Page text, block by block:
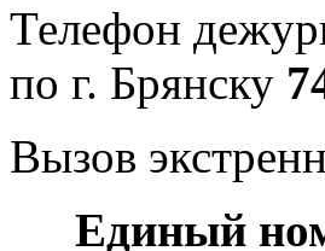
Телефон
по г. Брянску
Вызов
Единый